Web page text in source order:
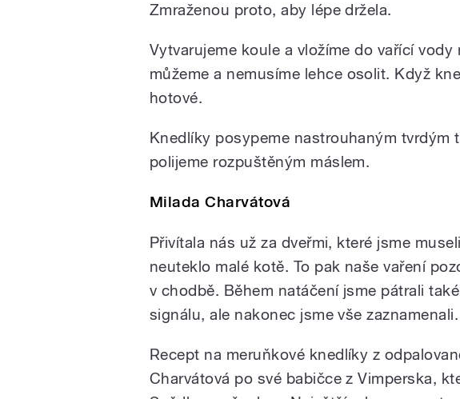
Zmraženou proto, aby lépe držela.
Vytvarujeme koule a vložíme do vařící
můžeme a nemusíme lehce osolit. Když
hotové.
Knedlíky posypeme nastrouhaným tvrdým
polijeme rozpuštěným máslem.
Milada Charvátová
Přivítala nás už za dveřmi, které jsme
neuteklo malé kotě. To pak naše vaření
v chodbě. Během natáčení jsme pátrali
signálu, ale nakonec jsme vše zaznamenali.
Recept na meruňkové knedlíky z
Charvátová po své babičce z Vimperska,